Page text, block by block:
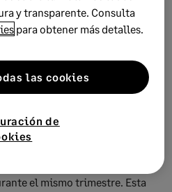
un contexto de referencia,
sector, la actividad, la
los turnos y los criterios
servicios en el 7,1 % y la de la
el mismo trimestre. Esta
y transparente. Consulta
para obtener más detalles.
de
las cookies